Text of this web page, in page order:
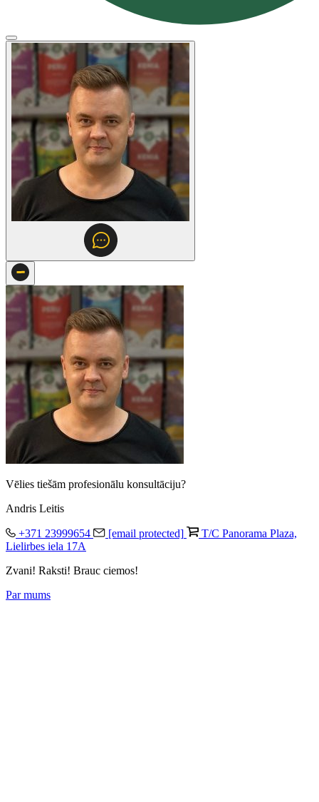
Vēlies tiešām profesionālu konsultāciju?
Andris Leitis
+371 23999654 [email protected]
T/C Panorama Plaza,
Lielirbes iela 17A
Zvani! Raksti! Brauc ciemos!
Par mums